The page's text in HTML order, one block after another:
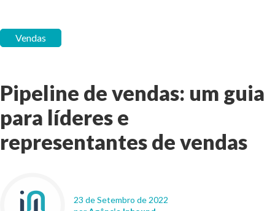
Vendas
Pipeline de vendas: um guia
para líderes e
representantes de vendas
23 de Setembro de 2022